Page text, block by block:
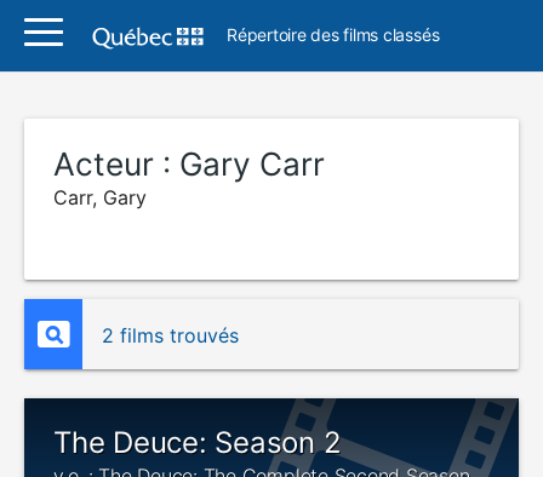
Répertoire des films classés
Acteur : Gary Carr
Carr, Gary
2 films trouvés
The Deuce: Season 2